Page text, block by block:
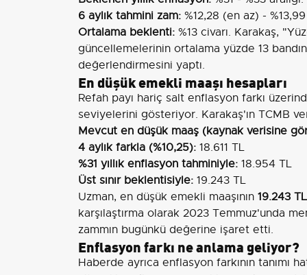
6 aylık tahmini zam: %12,28 (en az) -
Ortalama beklenti: %13 civarı. Karakaş,
güncellemelerinin ortalama yüzde 13
değerlendirmesini yaptı.
En düşük emekli maaşı hesapları
Refah payı hariç salt enflasyon farkı
seviyelerini gösteriyor. Karakaş'ın TCMB
Mevcut en düşük maaş (kaynak verisine
4 aylık farkla (%10,25): 18.611 TL
%31 yıllık enflasyon tahminiyle: 18.954 TL
Üst sınır beklentisiyle: 19.243 TL
Uzman, en düşük emekli maaşının 19.243 TL
karşılaştırma olarak 2023 Temmuz'unda
zammın bugünkü değerine işaret etti.
Enflasyon farkı ne anlama geliyor?
Haberde ayrıca enflasyon farkının tanımı